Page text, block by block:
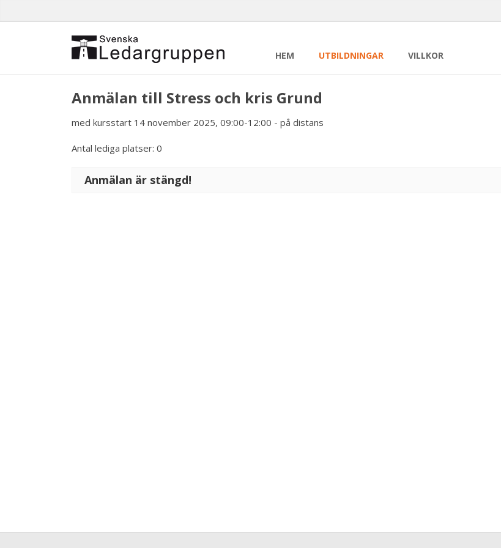
HEM UTBILDNINGAR VILLKOR
Anmälan till Stress och kris Grund
med kursstart 14 november 2025, 09:00-12:00 - på distans
Antal lediga platser: 0
Anmälan är stängd!